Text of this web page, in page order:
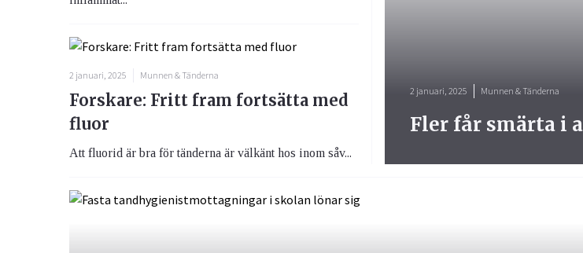
2 januari, 2025 Munnen & Tänderna
Forskare: Fritt fram fortsätta med
fluor
Att fluorid är bra för tänderna är välkänt hos inom såv...
2 januari, 2025 Munnen & Tänderna
Fler får smärta i